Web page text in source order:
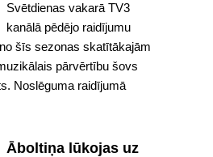
Svētdienas vakarā TV3
kanālā pēdējo raidījumu
šīs sezonas skatītākajām
pārvērtību šovs
Noslēguma raidījumā
Āboltiņa lūkojas uz